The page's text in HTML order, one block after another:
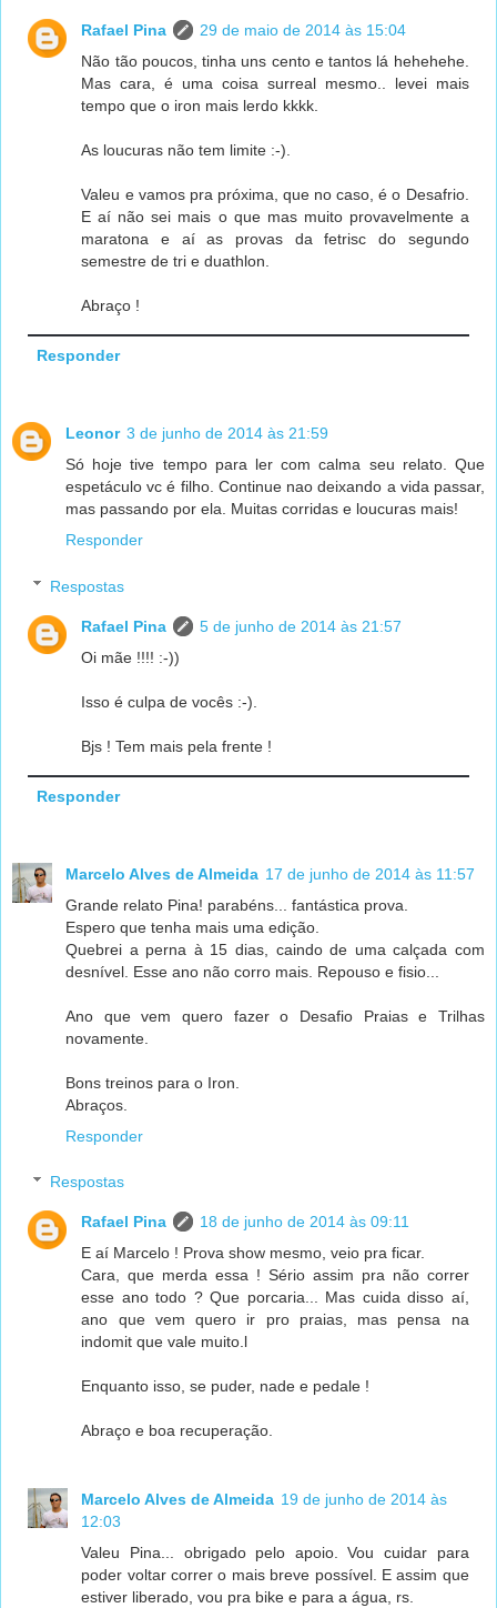
Rafael Pina
29 de maio de 2014 às 15:04
Não tão poucos, tinha uns cento e tantos lá hehehehe.
Mas cara, é uma coisa surreal mesmo.. levei mais
tempo que o iron mais lerdo kkkk.
As loucuras não tem limite :-).
Valeu e vamos pra próxima, que no caso, é o Desafrio.
E aí não sei mais o que mas muito provavelmente a
maratona e aí as provas da fetrisc do segundo
semestre de tri e duathlon.
Abraço !
Responder
Leonor 3 de junho de 2014 às 21:59
Só hoje tive tempo para ler com calma seu relato. Que
espetáculo vc é filho. Continue nao deixando a vida passar,
mas passando por ela. Muitas corridas e loucuras mais!
Responder
Respostas
Rafael Pina
5 de junho de 2014 às 21:57
Oi mãe !!!! :-))
Isso é culpa de vocês :-).
Bjs ! Tem mais pela frente !
Responder
Marcelo Alves de Almeida 17 de junho de 2014 às 11:57
Grande relato Pina! parabéns... fantástica prova.
Espero que tenha mais uma edição.
Quebrei a perna à 15 dias, caindo de uma calçada com
desnível. Esse ano não corro mais. Repouso e fisio...
Ano que vem quero fazer o Desafio Praias e Trilhas
novamente.
Bons treinos para o Iron.
Abraços.
Responder
Respostas
Rafael Pina
18 de junho de 2014 às 09:11
E aí Marcelo ! Prova show mesmo, veio pra ficar.
Cara, que merda essa ! Sério assim pra não correr
esse ano todo ? Que porcaria... Mas cuida disso aí,
ano que vem quero ir pro praias, mas pensa na
indomit que vale muito.l
Enquanto isso, se puder, nade e pedale !
Abraço e boa recuperação.
Marcelo Alves de Almeida 19 de junho de 2014 às
12:03
Valeu Pina... obrigado pelo apoio. Vou cuidar para
poder voltar correr o mais breve possível. E assim que
estiver liberado, vou pra bike e para a água, rs.